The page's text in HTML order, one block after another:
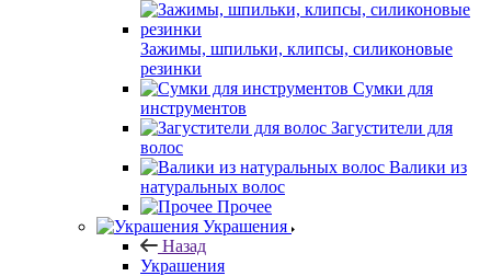
Зажимы, шпильки, клипсы, силиконовые
резинки
Сумки для
инструментов
Загустители для
волос
Валики из
натуральных волос
Прочее
Украшения
Назад
Украшения